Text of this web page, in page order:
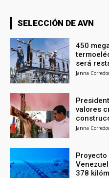
SELECCIÓN DE AVN
450
será
Janna
valores
Janna
378